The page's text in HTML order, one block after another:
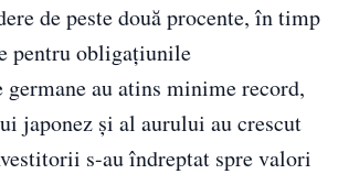
de peste două procente, în timp
pentru obligaţiunile
germane au atins minime record,
japonez şi al aurului au crescut
s-au îndreptat spre valori